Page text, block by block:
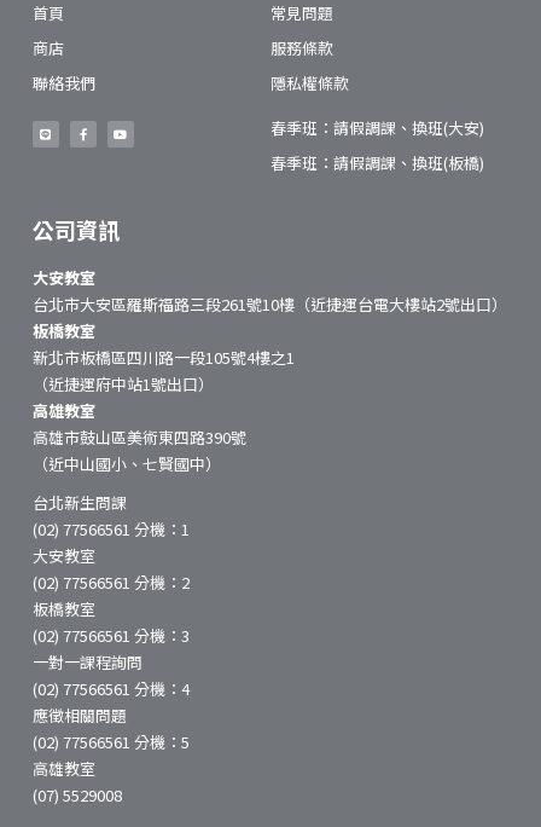
首頁
商店
聯絡我們
常見問題
服務條款
隱私權條款
春季班：請假調課、換班(大安)
春季班：請假調課、換班(板橋)
公司資訊
大安教室
台北市大安區羅斯福路三段261號10樓（近捷運台電大樓站2號出口）
板橋教室
新北市板橋區四川路一段105號4樓之1
（近捷運府中站1號出口）
高雄教室
高雄市鼓山區美術東四路390號
（近中山國小、七賢國中）
台北新生問課
(02) 77566561 分機：1
大安教室
(02) 77566561 分機：2
板橋教室
(02) 77566561 分機：3
一對一課程詢問
(02) 77566561 分機：4
應徵相關問題
(02) 77566561 分機：5
高雄教室
(07) 5529008